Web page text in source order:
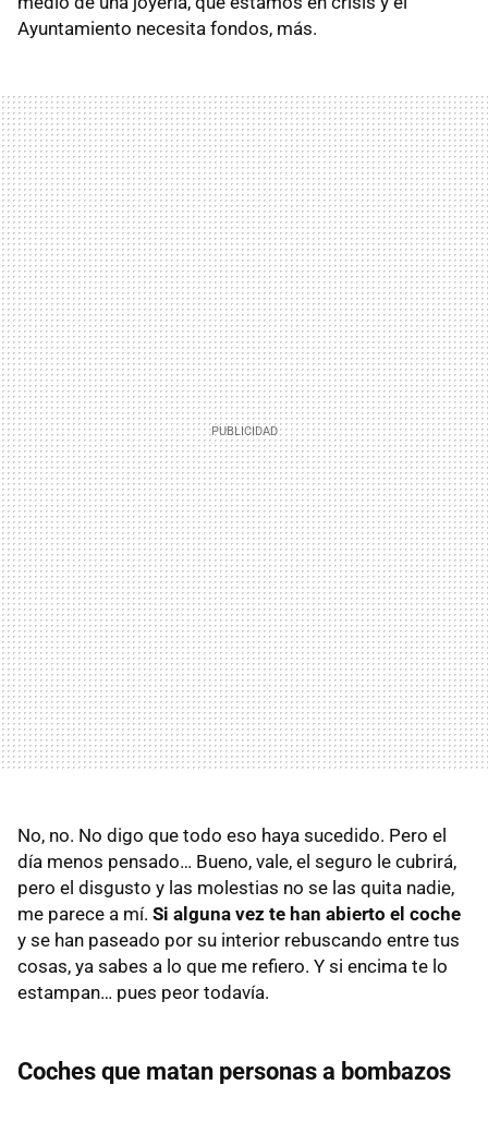
Ayuntamiento necesita fondos, más.
No, no. No digo que todo eso haya sucedido. Pero el
día menos pensado… Bueno, vale, el seguro le cubrirá,
pero el disgusto y las molestias no se las quita nadie,
me parece a mí. Si alguna vez te han abierto el coche
y se han paseado por su interior rebuscando entre tus
cosas, ya sabes a lo que me refiero. Y si encima te lo
estampan… pues peor todavía.
Coches que matan personas a bombazos